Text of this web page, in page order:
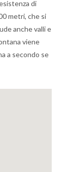
di
metri, che si
anche valli e
viene
a secondo se